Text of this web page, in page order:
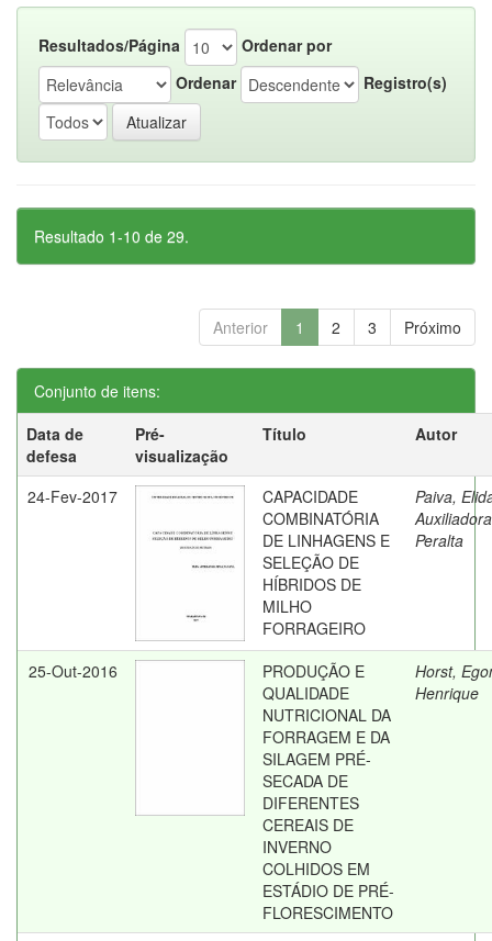
Resultados/Página
Ordenar por
Ordenar
Registro(s)
Resultado 1-10 de 29.
Anterior 1 2 3 Próximo
Conjunto de itens:
Data de
defesa
Pré-
visualização
Título Autor
24-Fev-2017
CAPACIDADE
COMBINATÓRIA
DE LINHAGENS E
SELEÇÃO DE
HÍBRIDOS DE
MILHO
FORRAGEIRO
Paiva,
Auxiliadora
Peralta
25-Out-2016
PRODUÇÃO E
QUALIDADE
NUTRICIONAL DA
FORRAGEM E DA
SILAGEM PRÉ-
SECADA DE
DIFERENTES
CEREAIS DE
INVERNO
COLHIDOS EM
ESTÁDIO DE PRÉ-
FLORESCIMENTO
Horst,
Henrique